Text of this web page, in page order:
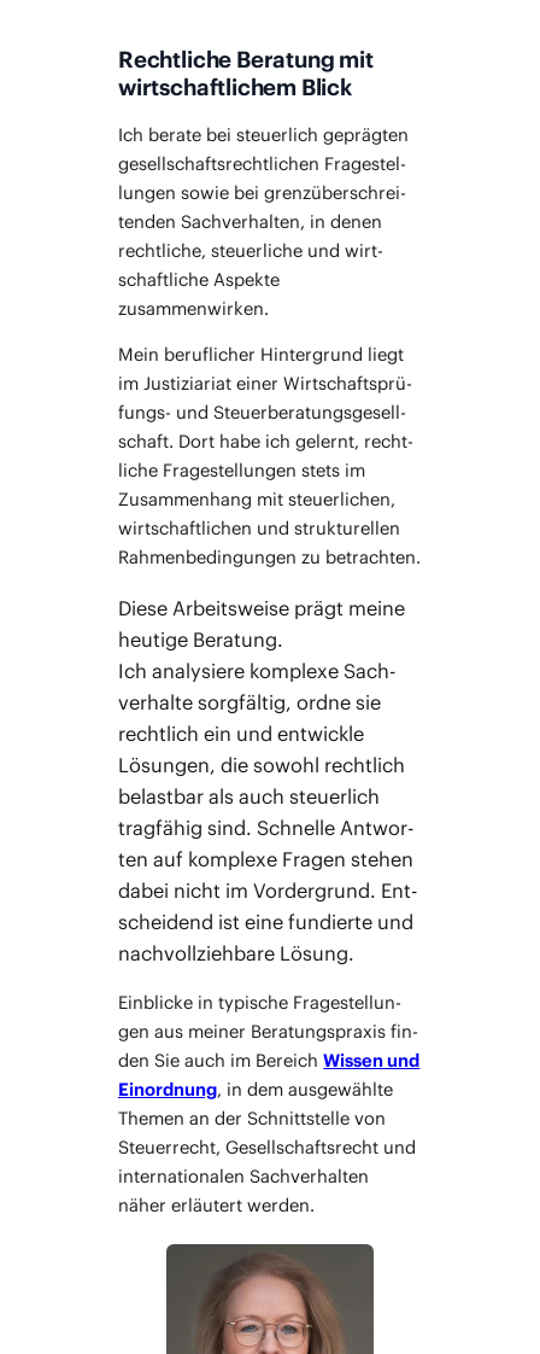
Rechtliche Beratung mit
wirtschaftlichem Blick
Ich bera­te bei steu­er­lich gepräg­ten
gesell­schafts­recht­li­chen Fra­ge­stel­
lun­gen sowie bei grenz­über­schrei­
ten­den Sach­ver­hal­ten, in denen
recht­li­che, steu­er­li­che und wirt­
schaft­li­che Aspek­te
zusammenwirken.
Mein beruf­li­cher Hin­ter­grund liegt
im Jus­ti­zia­ri­at einer Wirt­schafts­prü­
fungs- und Steu­er­be­ra­tungs­ge­sell­
schaft. Dort habe ich gelernt, recht­
li­che Fra­ge­stel­lun­gen stets im
Zusam­men­hang mit steu­er­li­chen,
wirt­schaft­li­chen und struk­tu­rel­len
Rah­men­be­din­gun­gen zu betrachten.
Die­se Arbeits­wei­se prägt mei­ne
heu­ti­ge Bera­tung.
Ich ana­ly­sie­re kom­ple­xe Sach­
ver­hal­te sorg­fäl­tig, ord­ne sie
recht­lich ein und ent­wick­le
Lösun­gen, die sowohl recht­lich
belast­bar als auch steu­er­lich
trag­fä­hig sind. Schnel­le Ant­wor­
ten auf kom­ple­xe Fra­gen ste­hen
dabei nicht im Vor­der­grund. Ent­
schei­dend ist eine fun­dier­te und
nach­voll­zieh­ba­re Lösung.
Ein­bli­cke in typi­sche Fra­ge­stel­lun­
gen aus mei­ner Bera­tungs­pra­xis fin­
den Sie auch im BereichWis­sen und
Ein­ord­nung, in dem aus­ge­wähl­te
The­men an der Schnitt­stel­le von
Steu­er­recht, Gesell­schafts­recht und
inter­na­tio­na­len Sach­ver­hal­ten
näher erläu­tert werden.